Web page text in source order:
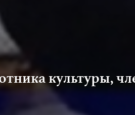
культуры,